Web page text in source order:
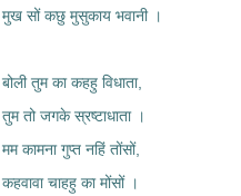
मुख सों कछु मुसुकाय भवानी ।
बोली तुम का कहहु विधाता,
तुम तो जगके स्रष्टाधाता ।
मम कामना गुप्त नहिं तोंसों,
कहवावा चाहहु का मोंसों ।